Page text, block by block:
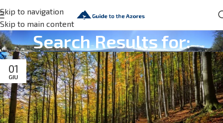
Skip to navigation
Skip to main content
Search Results for:
01
GIU